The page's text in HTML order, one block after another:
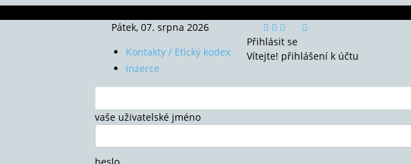
Pátek, 07. srpna 2026
Kontakty / Etický kodex
Inzerce
Přihlásit se
Vítejte! přihlášení k účtu
vaše uživatelské jméno